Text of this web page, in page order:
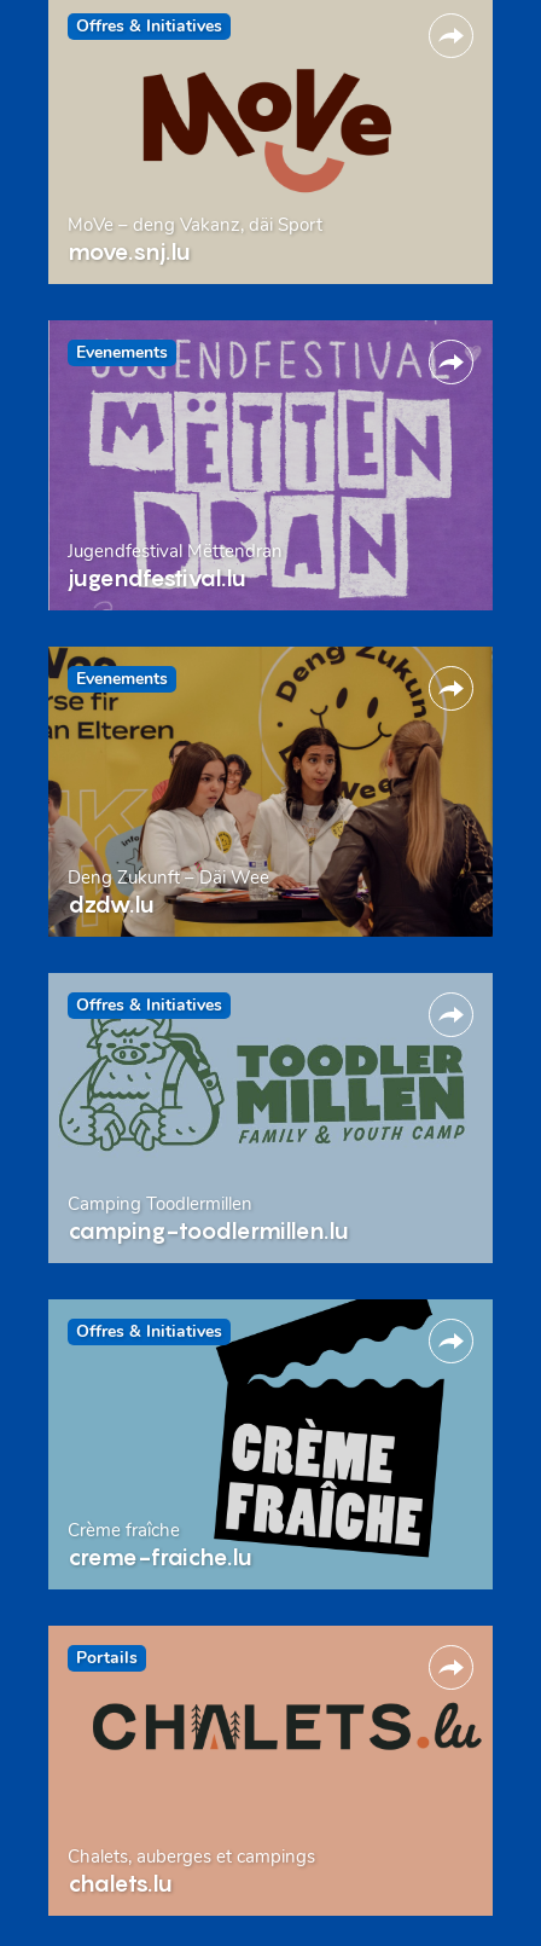
Offres & Initiatives
MoVe – deng Vakanz, däi Sport
move.snj.lu
Evenements
Jugendfestival Mëttendran
jugendfestival.lu
Evenements
Deng Zukunft – Däi Wee
dzdw.lu
Offres & Initiatives
Camping Toodlermillen
camping-toodlermillen.lu
Offres & Initiatives
Crème fraîche
creme-fraiche.lu
Portails
Chalets, auberges et campings
chalets.lu